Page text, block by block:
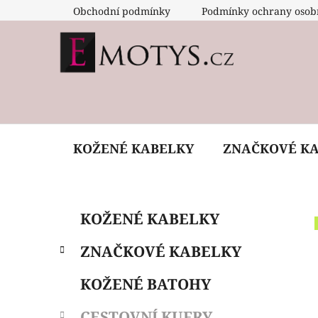
na
Obchodní podmínky Podmínky ochrany
KOŽENÉ KABELKY ZNAČKOVÉ
s
Přeskočit
kategorie
e
KOŽENÉ KABELKY
ZNAČKOVÉ KABELKY
KOŽENÉ BATOHY